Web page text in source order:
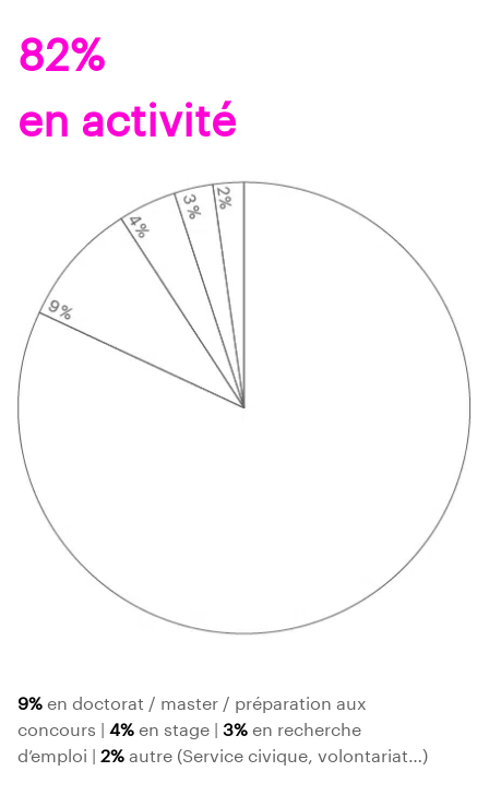
82%
en activité
9%en doctorat / master / préparation aux
concours | 4%en stage | 3%en recherche
d’emploi | 2%autre (Service civique, volontariat…)